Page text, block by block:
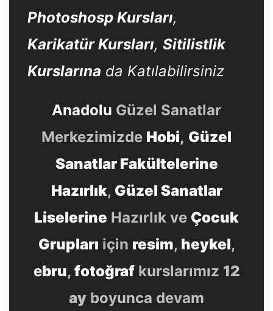
Photoshosp Kursları,
Karikatür Kursları, Sitilistlik
Kurslarına da Katılabilirsiniz
Anadolu Güzel Sanatlar
Merkezimizde Hobi, Güzel
Sanatlar Fakültelerine
Hazırlık, Güzel Sanatlar
Liselerine Hazırlık ve Çocuk
Grupları için resim, heykel,
ebru, fotoğrafkurslarımız 12
ay boyunca devam